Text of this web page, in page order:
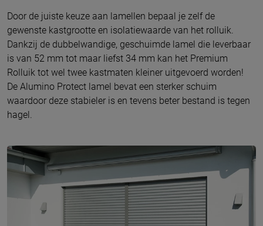
Door de juiste keuze aan lamellen bepaal je zelf de
gewenste kastgrootte en isolatiewaarde van het rolluik.
Dankzij de dubbelwandige, geschuimde lamel die leverbaar
is van 52 mm tot maar liefst 34 mm kan het Premium
Rolluik tot wel twee kastmaten kleiner uitgevoerd worden!
De Alumino Protect lamel bevat een sterker schuim
waardoor deze stabieler is en tevens beter bestand is tegen
hagel.